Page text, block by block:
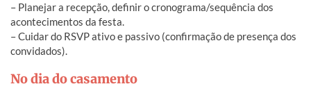
– Planejar a recepção, definir o cronograma/sequência dos
acontecimentos da festa.
– Cuidar do RSVP ativo e passivo (confirmação de presença dos
convidados).
No dia do casamento